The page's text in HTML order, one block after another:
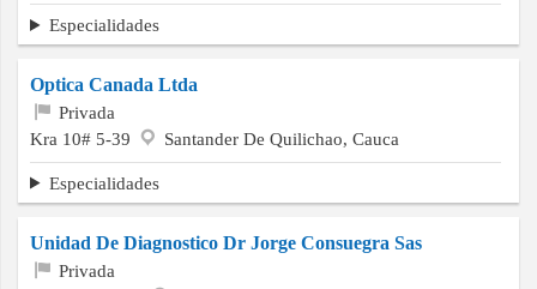
Contacto
Especialidades
Optica Canada Ltda
Privada
Kra 10# 5-39
Santander De Quilichao, Cauca
Especialidades
Unidad De Diagnostico Dr Jorge Consuegra Sas
Privada